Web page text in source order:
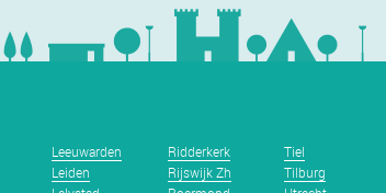
Leeuwarden
Leiden
Ridderkerk
Rijswijk Zh
Tiel
Tilburg